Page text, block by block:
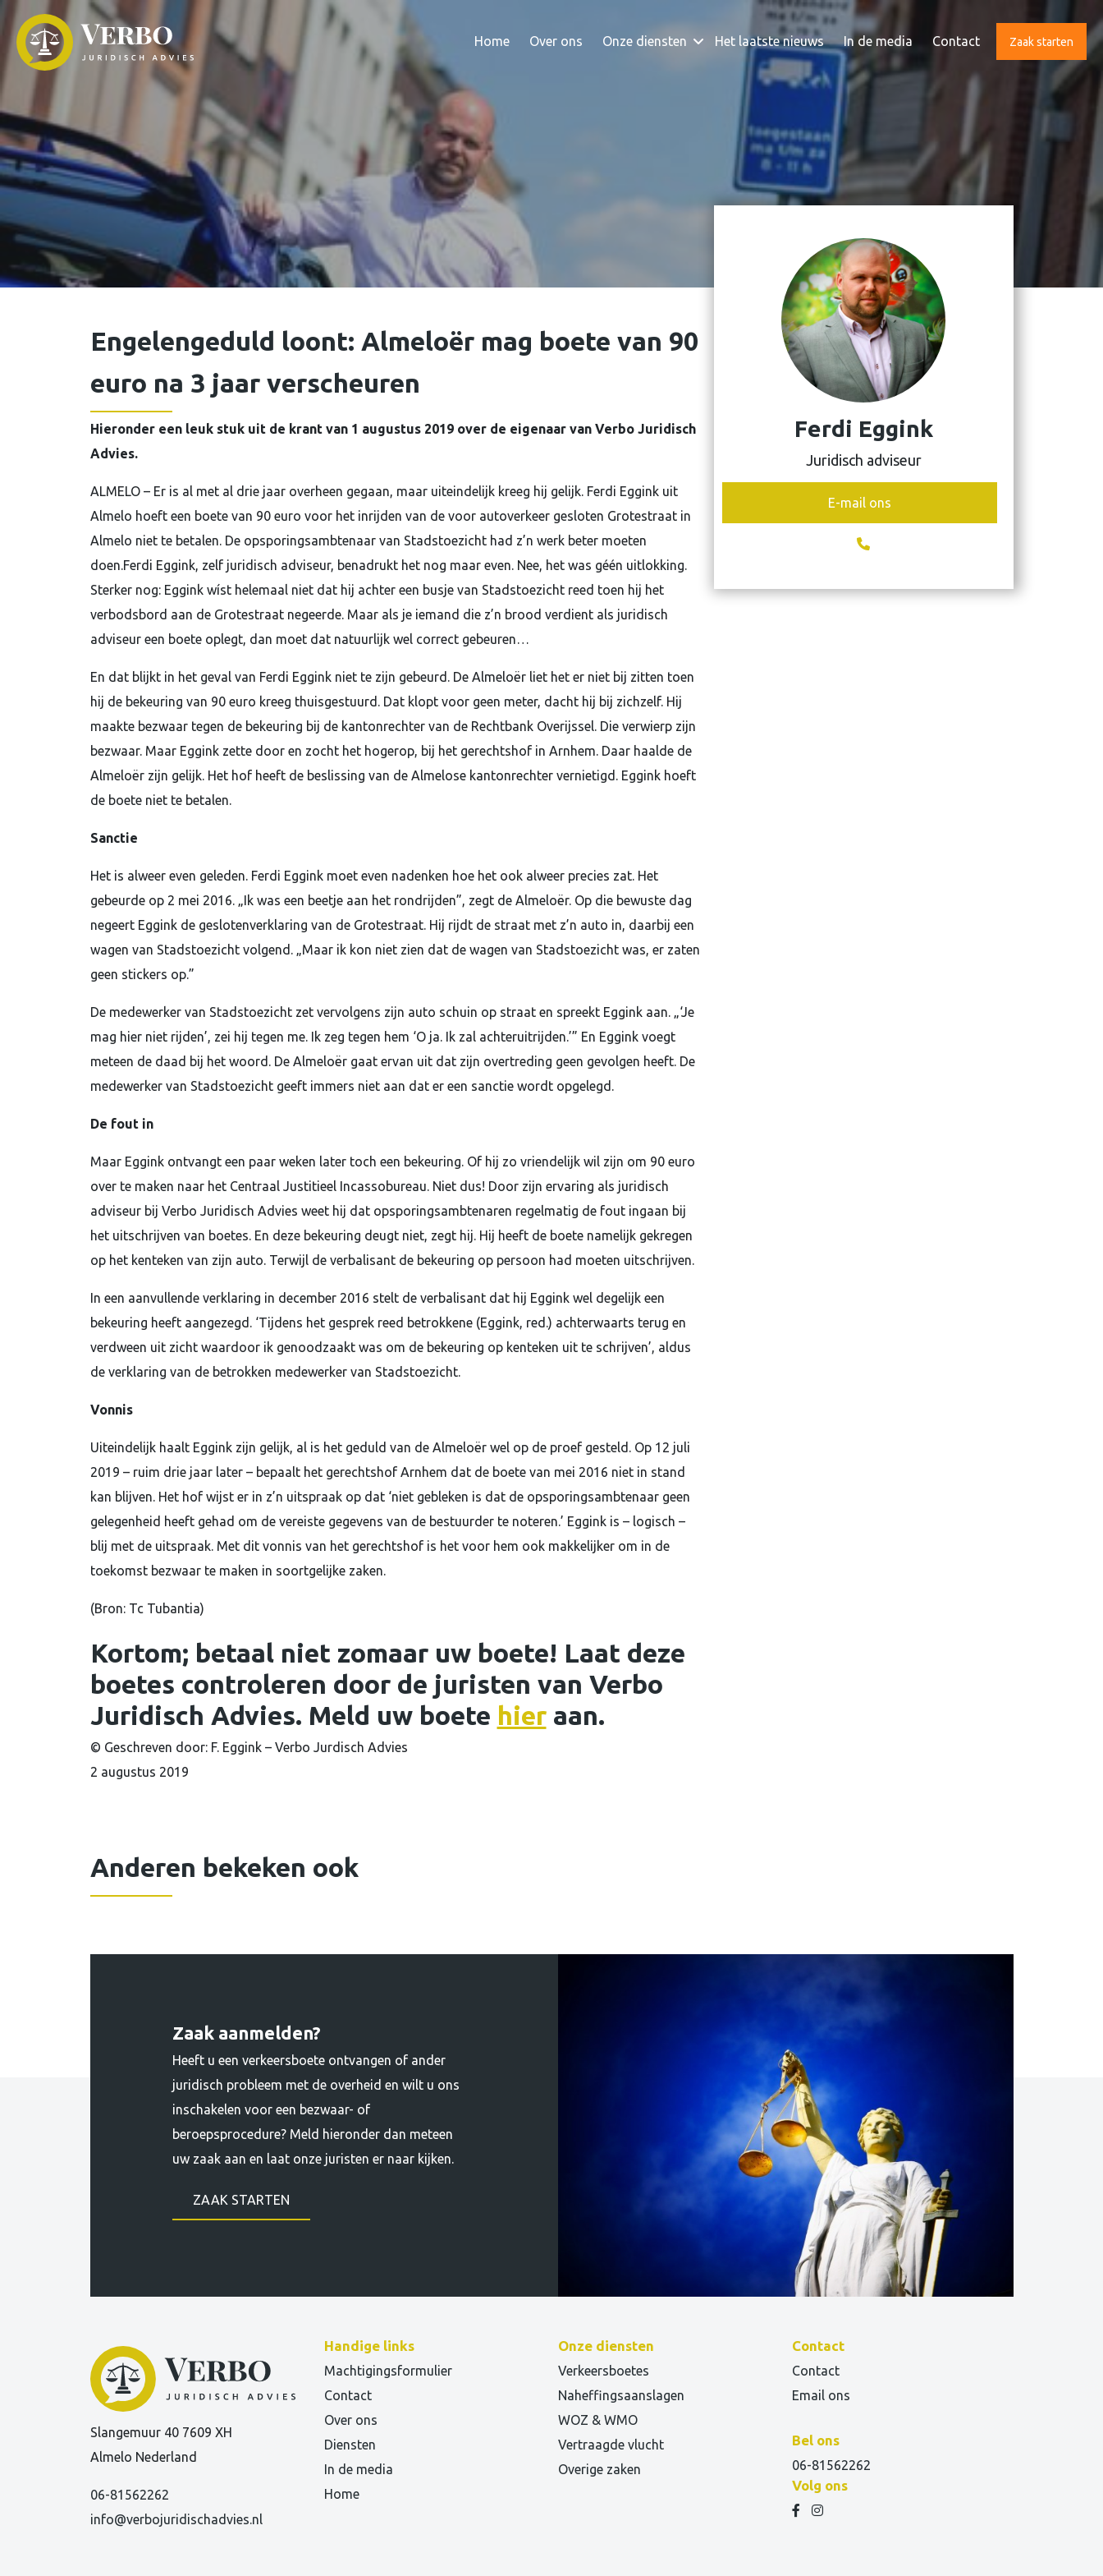
Home Over ons Onze diensten Het laatste nieuws In de media Contact Zaak starten
Engelengeduld loont: Almeloër mag boete van 90
euro na 3 jaar verscheuren
Hieronder een leuk stuk uit de krant van 1 augustus 2019 over de eigenaar van Verbo Juridisch
Advies.
ALMELO – Er is al met al drie jaar overheen gegaan, maar uiteindelijk kreeg hij gelijk. Ferdi Eggink uit
Almelo hoeft een boete van 90 euro voor het inrijden van de voor autoverkeer gesloten Grotestraat in
Almelo niet te betalen. De opsporingsambtenaar van Stadstoezicht had z’n werk beter moeten
doen.Ferdi Eggink, zelf juridisch adviseur, benadrukt het nog maar even. Nee, het was géén uitlokking.
Sterker nog: Eggink wíst helemaal niet dat hij achter een busje van Stadstoezicht reed toen hij het
verbodsbord aan de Grotestraat negeerde. Maar als je iemand die z’n brood verdient als juridisch
adviseur een boete oplegt, dan moet dat natuurlijk wel correct gebeuren…
En dat blijkt in het geval van Ferdi Eggink niet te zijn gebeurd. De Almeloër liet het er niet bij zitten toen
hij de bekeuring van 90 euro kreeg thuisgestuurd. Dat klopt voor geen meter, dacht hij bij zichzelf. Hij
maakte bezwaar tegen de bekeuring bij de kantonrechter van de Rechtbank Overijssel. Die verwierp zijn
bezwaar. Maar Eggink zette door en zocht het hogerop, bij het gerechtshof in Arnhem. Daar haalde de
Almeloër zijn gelijk. Het hof heeft de beslissing van de Almelose kantonrechter vernietigd. Eggink hoeft
de boete niet te betalen.
Sanctie
Het is alweer even geleden. Ferdi Eggink moet even nadenken hoe het ook alweer precies zat. Het
gebeurde op 2 mei 2016. „Ik was een beetje aan het rondrijden”, zegt de Almeloër. Op die bewuste dag
negeert Eggink de geslotenverklaring van de Grotestraat. Hij rijdt de straat met z’n auto in, daarbij een
wagen van Stadstoezicht volgend. „Maar ik kon niet zien dat de wagen van Stadstoezicht was, er zaten
geen stickers op.”
De medewerker van Stadstoezicht zet vervolgens zijn auto schuin op straat en spreekt Eggink aan. „‘Je
mag hier niet rijden’, zei hij tegen me. Ik zeg tegen hem ‘O ja. Ik zal achteruitrijden.’” En Eggink voegt
meteen de daad bij het woord. De Almeloër gaat ervan uit dat zijn overtreding geen gevolgen heeft. De
medewerker van Stadstoezicht geeft immers niet aan dat er een sanctie wordt opgelegd.
De fout in
Maar Eggink ontvangt een paar weken later toch een bekeuring. Of hij zo vriendelijk wil zijn om 90 euro
over te maken naar het Centraal Justitieel Incassobureau. Niet dus! Door zijn ervaring als juridisch
adviseur bij Verbo Juridisch Advies weet hij dat opsporingsambtenaren regelmatig de fout ingaan bij
het uitschrijven van boetes. En deze bekeuring deugt niet, zegt hij. Hij heeft de boete namelijk gekregen
op het kenteken van zijn auto. Terwijl de verbalisant de bekeuring op persoon had moeten uitschrijven.
In een aanvullende verklaring in december 2016 stelt de verbalisant dat hij Eggink wel degelijk een
bekeuring heeft aangezegd. ‘Tijdens het gesprek reed betrokkene (Eggink, red.) achterwaarts terug en
verdween uit zicht waardoor ik genoodzaakt was om de bekeuring op kenteken uit te schrijven’, aldus
de verklaring van de betrokken medewerker van Stadstoezicht.
Vonnis
Uiteindelijk haalt Eggink zijn gelijk, al is het geduld van de Almeloër wel op de proef gesteld. Op 12 juli
2019 – ruim drie jaar later – bepaalt het gerechtshof Arnhem dat de boete van mei 2016 niet in stand
kan blijven. Het hof wijst er in z’n uitspraak op dat ‘niet gebleken is dat de opsporingsambtenaar geen
gelegenheid heeft gehad om de vereiste gegevens van de bestuurder te noteren.’ Eggink is – logisch –
blij met de uitspraak. Met dit vonnis van het gerechtshof is het voor hem ook makkelijker om in de
toekomst bezwaar te maken in soortgelijke zaken.
(Bron: Tc Tubantia)
Kortom; betaal niet zomaar uw boete! Laat deze
boetes controleren door de juristen van Verbo
Juridisch Advies. Meld uw boete hieraan.
© Geschreven door: F. Eggink – Verbo Jurdisch Advies
2 augustus 2019
Ferdi Eggink
Juridisch adviseur
E-mail ons
Anderen bekeken ook
Zaak aanmelden?
Heeft u een verkeersboete ontvangen of ander
juridisch probleem met de overheid en wilt u ons
inschakelen voor een bezwaar- of
beroepsprocedure? Meld hieronder dan meteen
uw zaak aan en laat onze juristen er naar kijken.
ZAAK STARTEN
Slangemuur 40 7609 XH
Almelo Nederland
06-81562262
info@verbojuridischadvies.nl
Handige links
Machtigingsformulier
Contact
Over ons
Diensten
In de media
Home
Onze diensten
Verkeersboetes
Naheffingsaanslagen
WOZ & WMO
Vertraagde vlucht
Overige zaken
Contact
Contact
Email ons
Bel ons
06-81562262
Volg ons